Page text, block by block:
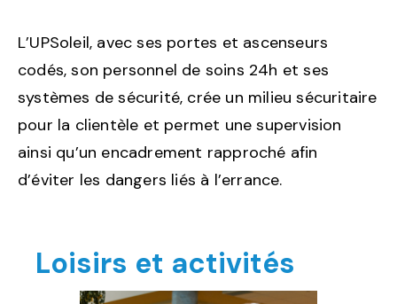
L’UPSoleil, avec ses portes et ascenseurs
codés, son personnel de soins 24h et ses
systèmes de sécurité, crée un milieu sécuritaire
pour la clientèle et permet une supervision
ainsi qu’un encadrement rapproché afin
d’éviter les dangers liés à l’errance.
Loisirs et activités